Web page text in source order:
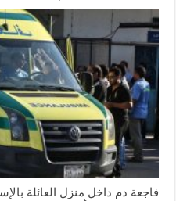
فاجعة دم داخل منزل العائلة